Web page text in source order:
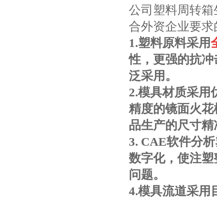
公司塑料周转
合外资企业要
1.塑料原料采用
性，更强的抗
泛采用。
2.模具材质采用
精度的镜面火
品生产的尺寸
3. CAE软件分
数字化，使注
问题。
4.模具流道采用